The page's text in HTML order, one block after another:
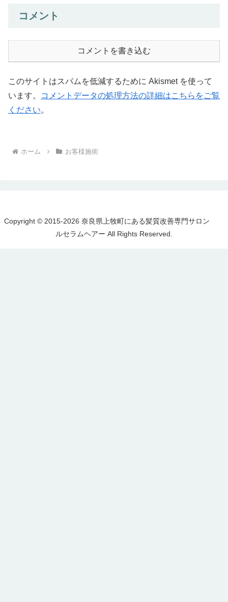
コメント
コメントを書き込む
このサイトはスパムを低減するために Akismet を使って
います。
コメントデータの処理方法の詳細はこちらをご覧
ください。
ホーム お客様施術
Copyright © 2015-2026 奈良県上牧町にある髪質改善専門サロン
ルセラムヘアー All Rights Reserved.